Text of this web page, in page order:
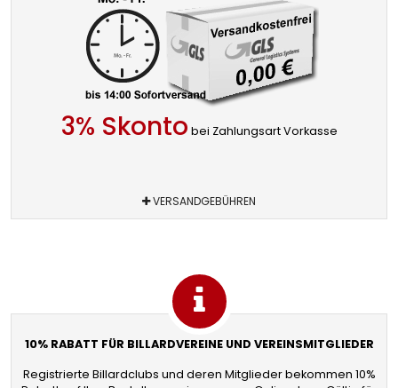
3% Skonto bei Zahlungsart Vorkasse
VERSANDGEBÜHREN
10% RABATT FÜR BILLARDVEREINE UND VEREINSMITGLIEDER
Registrierte Billardclubs und deren Mitglieder bekommen 10%